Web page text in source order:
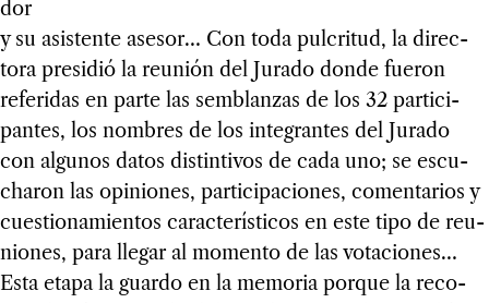
dor
y su asis­tente ase­sor… Con toda pul­cri­tud, la direc­
tora pre­si­dió la reu­nión del Jurado donde fue­ron
refe­ri­das en parte las sem­blan­zas de los 32 par­ti­ci­
pan­tes, los nom­bres de los inte­gran­tes del Jurado
con algu­nos datos dis­tin­ti­vos de cada uno; se escu­
cha­ron las opi­nio­nes, par­ti­ci­pa­cio­nes, comen­ta­rios y
cues­tio­na­mien­tos carac­te­rís­ti­cos en este tipo de reu­
nio­nes, para lle­gar al momento de las vota­cio­nes…
Esta etapa la guardo en la memo­ria por­que la reco­